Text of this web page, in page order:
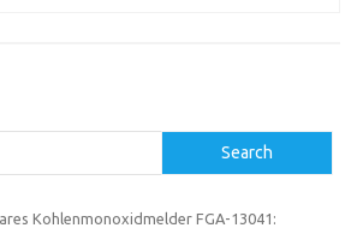
Search
Kohlenmonoxidmelder FGA-13041: